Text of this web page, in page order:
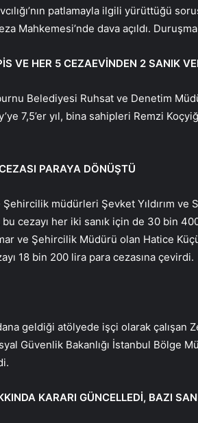
patlamayla ilgili yürüttüğü
Mahkemesi’nde dava açıldı.
VE HER 5 CEZAEVİNDEN 2 SANIK
Belediyesi Ruhsat ve Denetim
7,5’er yıl, bina sahipleri Remzi
PARAYA DÖNÜŞTÜ
müdürleri Şevket Yıldırım ve
bu cezayı her iki sanık için de 30 bin
ve Şehircilik Müdürü olan Hatice
18 bin 200 lira para cezasına çevirdi.
geldiği atölyede işçi olarak çalışan
Güvenlik Bakanlığı İstanbul Bölge
KARARI GÜNCELLEDİ, BAZI